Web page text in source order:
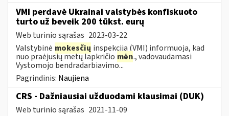
VMI perdavė Ukrainai valstybės konfiskuoto
turto už beveik 200 tūkst. eurų
Web turinio sąrašas 2023-03-22
Valstybinė mokesčių inspekcija (VMI) informuoja, kad
nuo praėjusių metų lapkričio mėn., vadovaudamasi
Vystomojo bendradarbiavimo...
Pagrindinis: Naujiena
CRS - Dažniausiai užduodami klausimai (DUK)
Web turinio sąrašas 2021-11-09